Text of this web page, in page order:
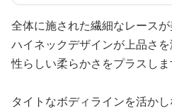
全体に施された繊細なレースが
ハイネックデザインが上品さ
性らしい柔らかさをプラスしま
タイトなボディラインを活か